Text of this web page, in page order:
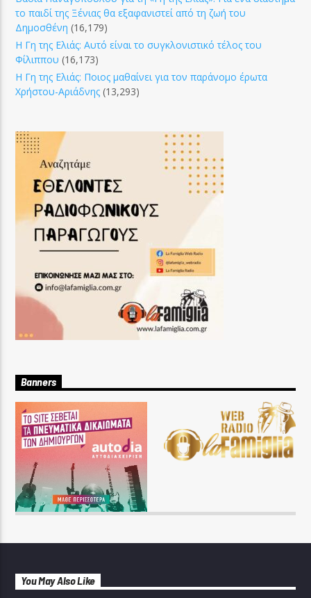
το παιδί της Ξένιας θα εξαφανιστεί από τη ζωή του
Δημοσθένη (16,179)
Η Γη της Ελιάς: Αυτό είναι το συγκλονιστικό τέλος του
Φίλιππου (16,173)
Η Γη της Ελιάς: Ποιος μαθαίνει για τον παράνομο έρωτα
Χρήστου-Αριάδνης (13,293)
Banners
You May Also Like